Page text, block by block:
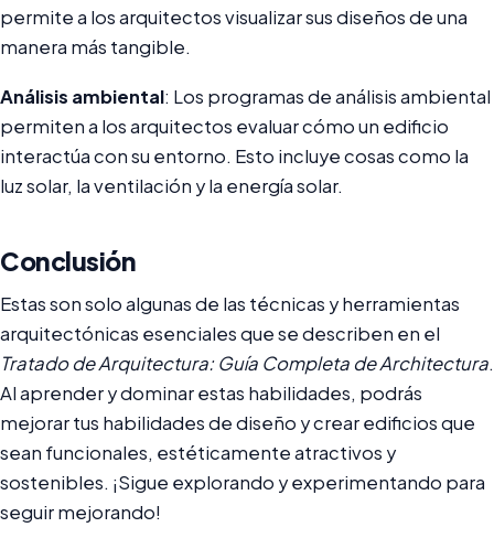
permite a los arquitectos visualizar sus diseños de una
manera más tangible.
Análisis ambiental: Los programas de análisis ambiental
permiten a los arquitectos evaluar cómo un edificio
interactúa con su entorno. Esto incluye cosas como la
luz solar, la ventilación y la energía solar.
Conclusión
Estas son solo algunas de las técnicas y herramientas
arquitectónicas esenciales que se describen en el
Tratado de Arquitectura: Guía Completa de Architectura.
Al aprender y dominar estas habilidades, podrás
mejorar tus habilidades de diseño y crear edificios que
sean funcionales, estéticamente atractivos y
sostenibles. ¡Sigue explorando y experimentando para
seguir mejorando!